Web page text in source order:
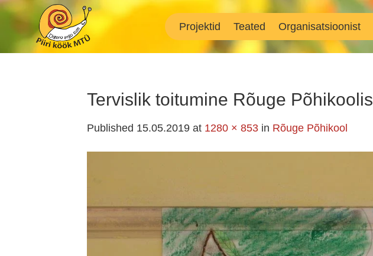
Skip
content
Projektid Teated Organisatsioonist
Tervislik toitumine Rõuge Põhikoolis
Published 15.05.2019 at 1280 × 853 in Rõuge Põhikool